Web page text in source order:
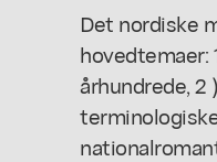
Det nordiske
hovedtemaer:
århundrede,